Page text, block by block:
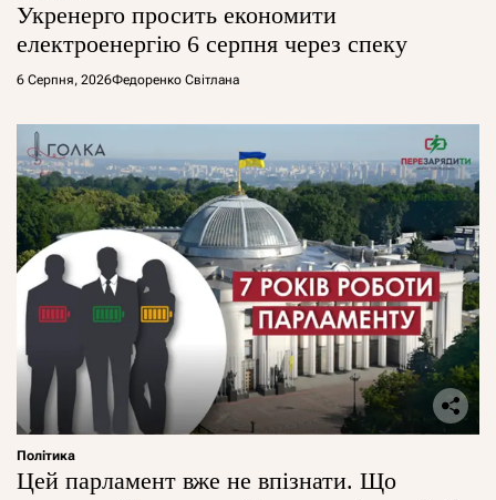
Укренерго просить економити
електроенергію 6 серпня через спеку
6 Серпня, 2026Федоренко Світлана
Політика
Цей парламент вже не впізнати. Що